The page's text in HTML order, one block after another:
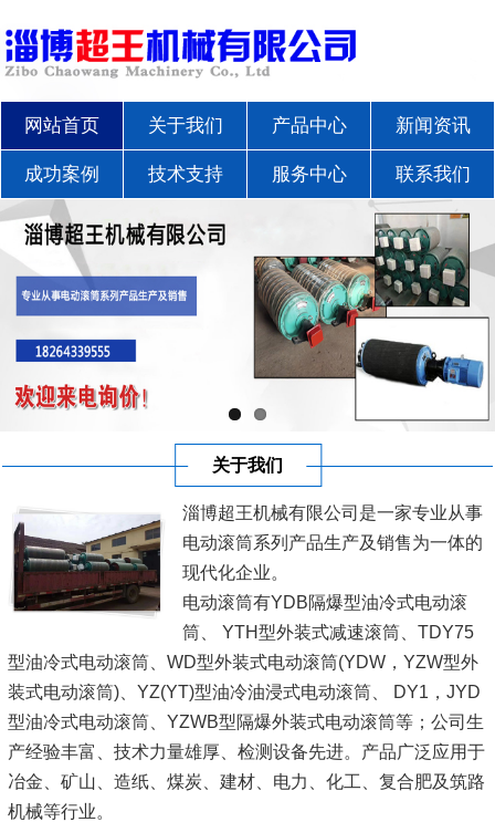
网站首页 关于我们 产品中心 新闻资讯
成功案例 技术支持 服务中心 联系我们
关于我们
淄博超王机械有限公司是一家专业从事
电动滚筒系列产品生产及销售为一体的
现代化企业。
电动滚筒有YDB隔爆型油冷式电动滚
筒、 YTH型外装式减速滚筒、TDY75
型油冷式电动滚筒、WD型外装式电动滚筒(YDW，YZW型外
装式电动滚筒)、YZ(YT)型油冷油浸式电动滚筒、 DY1，JYD
型油冷式电动滚筒、YZWB型隔爆外装式电动滚筒等；公司生
产经验丰富、技术力量雄厚、检测设备先进。产品广泛应用于
冶金、矿山、造纸、煤炭、建材、电力、化工、复合肥及筑路
机械等行业。